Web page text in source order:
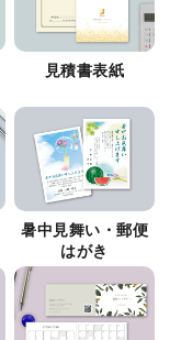
見積書表紙
暑中見舞い・郵便
はがき